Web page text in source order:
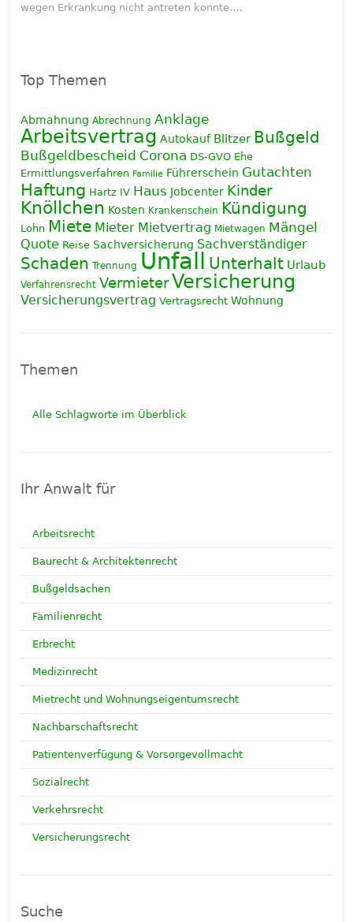
wegen Erkrankung nicht antreten konnte….
Top Themen
Abmahnung Abrechnung Anklage
Arbeitsvertrag Autokauf Blitzer Bußgeld
Bußgeldbescheid Corona DS-GVO Ehe
Ermittlungsverfahren Familie Führerschein Gutachten
Haftung Hartz IV Haus Jobcenter Kinder
Knöllchen Kosten Krankenschein Kündigung
Lohn Miete Mieter Mietvertrag Mietwagen Mängel
Quote Reise Sachversicherung Sachverständiger
Schaden Trennung Unfall Unterhalt Urlaub
Verfahrensrecht VermieterVersicherung
Versicherungsvertrag Vertragsrecht Wohnung
Themen
Alle Schlagworte im Überblick
Ihr Anwalt für
Arbeitsrecht
Baurecht & Architektenrecht
Bußgeldsachen
Familienrecht
Erbrecht
Medizinrecht
Mietrecht und Wohnungseigentumsrecht
Nachbarschaftsrecht
Patientenverfügung & Vorsorgevollmacht
Sozialrecht
Verkehrsrecht
Versicherungsrecht
Suche